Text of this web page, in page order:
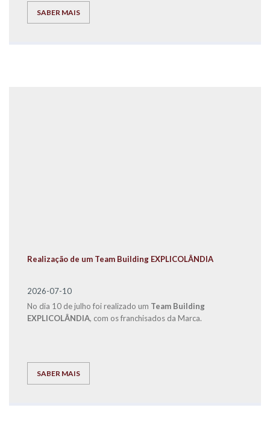
SABER MAIS
Realização de um Team Building EXPLICOLÂNDIA
2026-07-10
No dia 10 de julho foi realizado um Team Building
EXPLICOLÂNDIA, com os franchisados da Marca.
SABER MAIS